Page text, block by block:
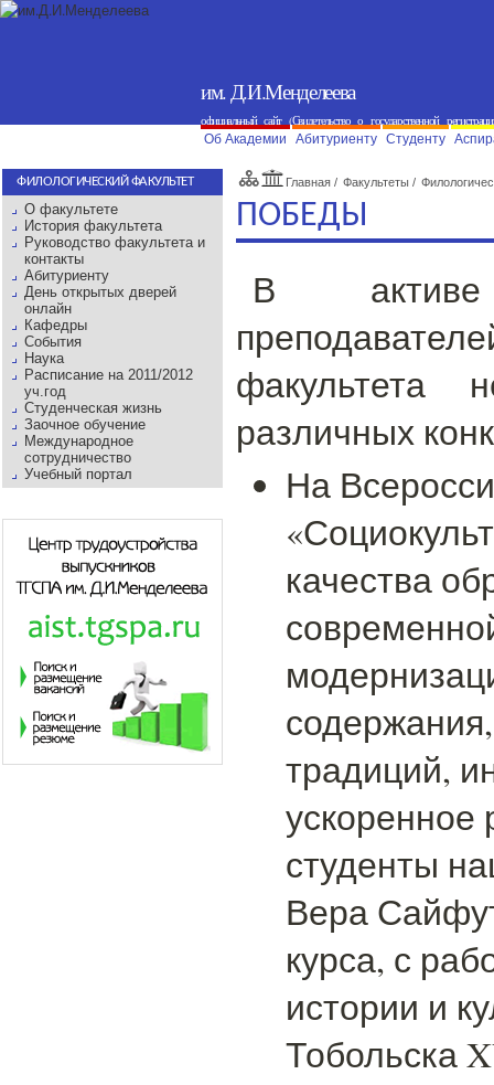
им. Д.И.Менделеева
официальный сайт (Свидетельство о государственной
Об Академии
Абитуриенту Студенту
ФИЛОЛОГИЧЕСКИЙ ФАКУЛЬТЕТ
О факультете
История факультета
Руководство факультета и
контакты
Абитуриенту
День открытых дверей
онлайн
Кафедры
События
Наука
Расписание на 2011/2012
уч.год
Студенческая жизнь
Заочное обучение
Международное
сотрудничество
Учебный портал
Главная / Факультеты /
ПОБЕДЫ
В
различных
На
качества
традиций,
ускоренное
студенты
Вера
курса, с
истории и
Тобольска